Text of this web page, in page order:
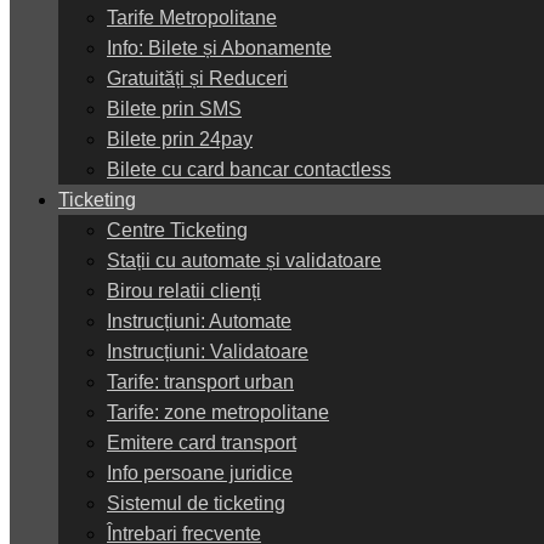
Tarife Metropolitane
Info: Bilete și Abonamente
Gratuități și Reduceri
Bilete prin SMS
Bilete prin 24pay
Bilete cu card bancar contactless
Ticketing
Centre Ticketing
Stații cu automate și validatoare
Birou relatii clienți
Instrucțiuni: Automate
Instrucțiuni: Validatoare
Tarife: transport urban
Tarife: zone metropolitane
Emitere card transport
Info persoane juridice
Sistemul de ticketing
Întrebari frecvente